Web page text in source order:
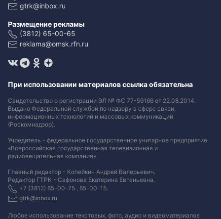
gtrk@inbox.ru
Размещение рекламы
(3812) 65-00-65
reklama@omsk.rfn.ru
При использовании материалов ссылка обязательна
Свидетельство о регистрации ЭЛ № ФС 77-59166 от 22.08.2014.
Выдано Федеральной службой по надзору в сфере связи,
информационных технологий и массовых коммуникаций
(Роскомнадзор).
Учредитель - федеральное государственное унитарное предприятие
«Всероссийская государственная телевизионная и
радиовещательная компания».
Главный редактор - Копейкин Андрей Валерьевич.
Редактор ГТРК - Сафонова Екатерина Евгеньевна.
+7 (3812) 65-00-75 , 65-00-15.
gtrk@inbox.ru
Любое использование текстовых, фото, аудио и видеоматериалов